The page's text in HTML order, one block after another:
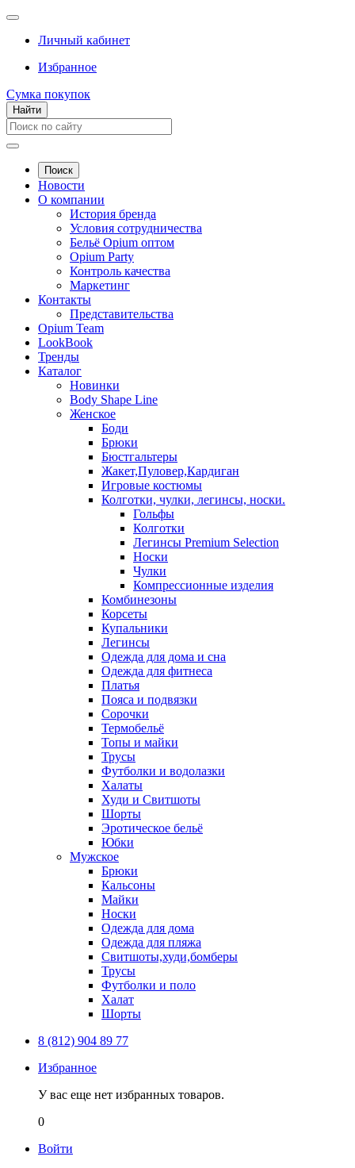
Личный кабинет
Избранное
Сумка покупок
Найти
Поиск
Новости
О компании
История бренда
Условия сотрудничества
Бельё Opium оптом
Opium Party
Контроль качества
Маркетинг
Контакты
Представительства
Opium Team
LookBook
Тренды
Каталог
Новинки
Body Shape Line
Женское
Боди
Брюки
Бюстгальтеры
Жакет,Пуловер,Кардиган
Игровые костюмы
Колготки, чулки, легинсы, носки.
Гольфы
Колготки
Легинсы Premium Selection
Носки
Чулки
Компрессионные изделия
Комбинезоны
Корсеты
Купальники
Легинсы
Одежда для дома и сна
Одежда для фитнеса
Платья
Пояса и подвязки
Сорочки
Термобельё
Топы и майки
Трусы
Футболки и водолазки
Халаты
Худи и Свитшоты
Шорты
Эротическое бельё
Юбки
Мужское
Брюки
Кальсоны
Майки
Носки
Одежда для дома
Одежда для пляжа
Свитшоты,худи,бомберы
Трусы
Футболки и поло
Халат
Шорты
8 (812) 904 89 77
Избранное
У вас еще нет избранных товаров.
0
Войти